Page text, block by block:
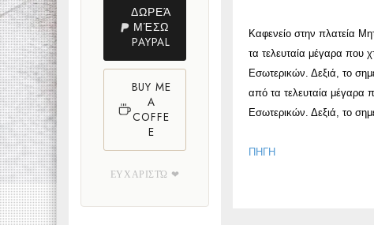
ΔΩΡΕΆ
ΜΈΣΩ
PAYPAL
BUY ME
A
COFFE
E
ΕΥΧΑΡΙΣΤΏ ❤
Καφενείο στην πλατεία
τα τελευταία μέγαρα που
Εσωτερικών. Δεξιά, το
από τα τελευταία μέγαρα
Εσωτερικών. Δεξιά, το
ΠΗΓΗ